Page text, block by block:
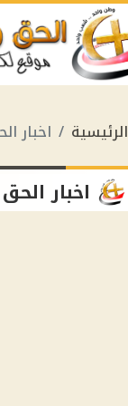
الرئيسية اخبار
اخبار